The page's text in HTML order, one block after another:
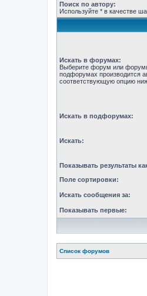
Поиск по автору:
Используйте * в качестве
Искать в форумах:
Выберите форум или
подфорумах производится
соответствующую опцию
Искать в подфорумах:
Искать:
Показывать результаты
Поле сортировки:
Искать сообщения за:
Показывать первые:
Список форумов